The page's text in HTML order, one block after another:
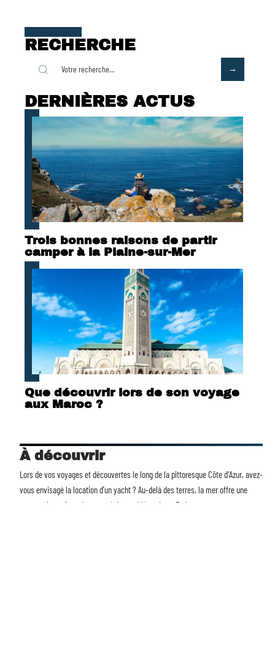
RECHERCHE
DERNIÈRES ACTUS
Trois bonnes raisons de partir
camper à la Plaine-sur-Mer
Que découvrir lors de son voyage
aux Maroc ?
À découvrir
Lors de vos voyages et découvertes le long de la pittoresque Côte d'Azur, avez-
vous envisagé lalocation d'un yacht? Au-delà des terres, la mer offre une
perspective unique de cette région emblématique. Embarquez pour une